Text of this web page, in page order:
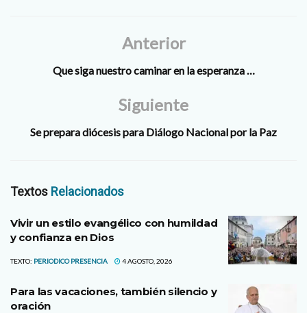
Anterior
Que siga nuestro caminar en la esperanza …
Siguiente
Se prepara diócesis para Diálogo Nacional por la Paz
Textos Relacionados
Vivir un estilo evangélico con humildad
y confianza en Dios
TEXTO: PERIODICO PRESENCIA 4 AGOSTO, 2026
Para las vacaciones, también silencio y
oración